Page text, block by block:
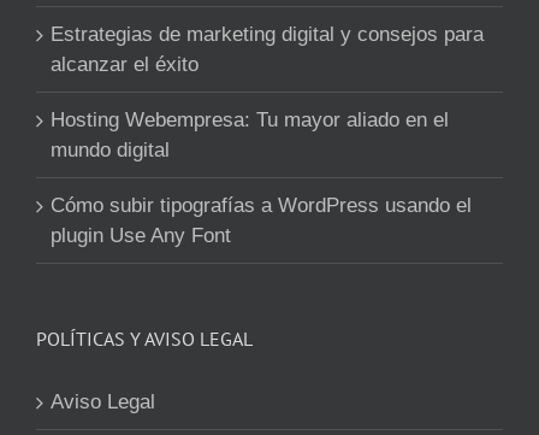
Estrategias de marketing digital y consejos para
alcanzar el éxito
Hosting Webempresa: Tu mayor aliado en el
mundo digital
Cómo subir tipografías a WordPress usando el
plugin Use Any Font
POLÍTICAS Y AVISO LEGAL
Aviso Legal